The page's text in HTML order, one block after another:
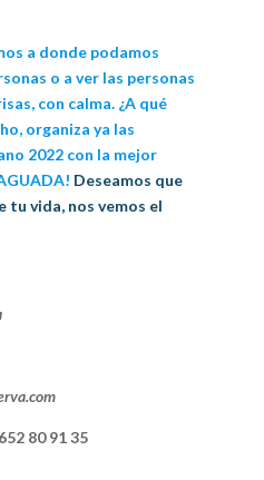
a donde podamos
o a ver las personas
con calma. ¿A qué
organiza ya las
2022 con la mejor
Deseamos que
tu vida, nos vemos el
652 80 91 35